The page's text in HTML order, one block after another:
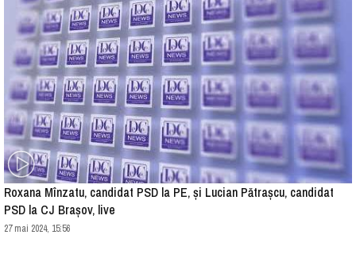
Roxana Mînzatu, candidat PSD la PE, și Lucian Pătrașcu, candidat
PSD la CJ Brașov, live
27 mai 2024, 15:56